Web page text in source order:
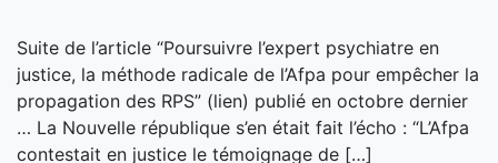
Suite de l’article “Poursuivre l’expert psychiatre en
justice, la méthode radicale de l’Afpa pour empêcher la
propagation des RPS” (lien) publié en octobre dernier
… La Nouvelle république s’en était fait l’écho : “L’Afpa
contestait en justice le témoignage de […]